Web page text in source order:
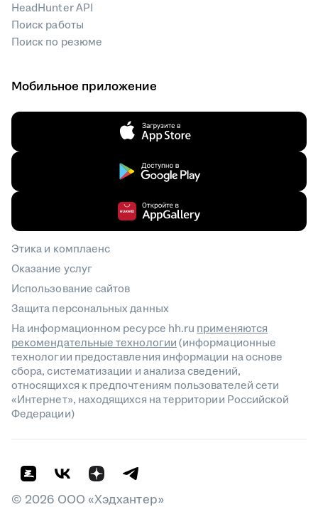
HeadHunter API
Поиск работы
Поиск по резюме
Мобильное приложение
Этика и комплаенс
Оказание услуг
Использование сайтов
Защита персональных данных
На информационном ресурсе hh.ru применяются
рекомендательные технологии(информационные
технологии предоставления информации на основе
сбора, систематизации и анализа сведений,
относящихся к предпочтениям пользователей сети
«Интернет», находящихся на территории Российской
Федерации)
© 2026 ООО «Хэдхантер»